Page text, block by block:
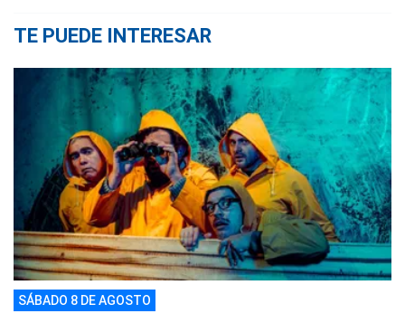
TE PUEDE INTERESAR
SÁBADO 8 DE AGOSTO